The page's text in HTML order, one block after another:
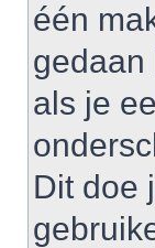
één
gedaan
als je
Dit doe